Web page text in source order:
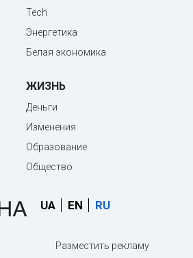
Tech
Энергетика
Белая экономика
ЖИЗНЬ
Деньги
Изменения
Образование
Общество
UA EN RU
Разместить рекламу